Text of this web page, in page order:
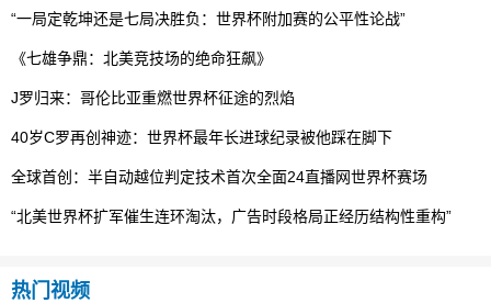
“一局定乾坤还是七局决胜负：世界杯附加赛的公平性论战”
《七雄争鼎：北美竞技场的绝命狂飙》
J罗归来：哥伦比亚重燃世界杯征途的烈焰
40岁C罗再创神迹：世界杯最年长进球纪录被他踩在脚下
全球首创：半自动越位判定技术首次全面24直播网世界杯赛场
“北美世界杯扩军催生连环淘汰，广告时段格局正经历结构性重构”
热门视频